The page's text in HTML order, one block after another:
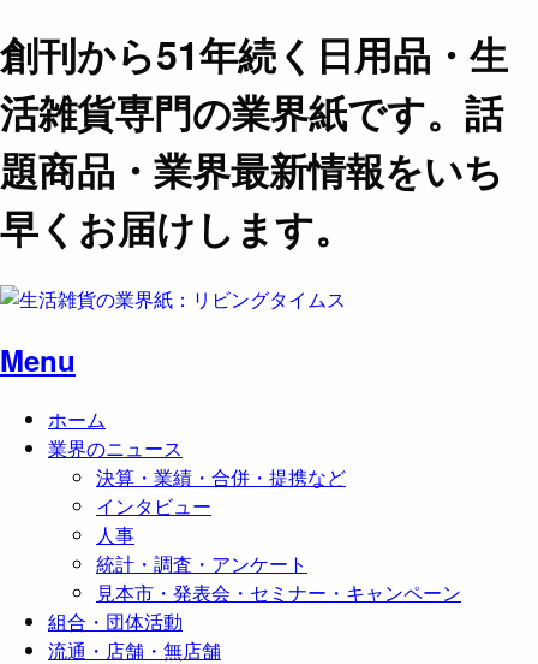
創刊から51年続く日用品・生
活雑貨専門の業界紙です。話
題商品・業界最新情報をいち
早くお届けします。
Menu
ホーム
業界のニュース
決算・業績・合併・提携など
インタビュー
人事
統計・調査・アンケート
見本市・発表会・セミナー・キャンペーン
組合・団体活動
流通・店舗・無店舗